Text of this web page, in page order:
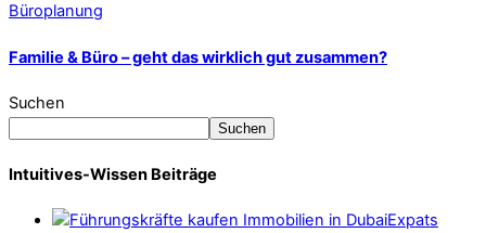
Büroplanung
Familie & Büro – geht das wirklich gut zusammen?
Suchen
Suchen
Intuitives-Wissen Beiträge
Expats